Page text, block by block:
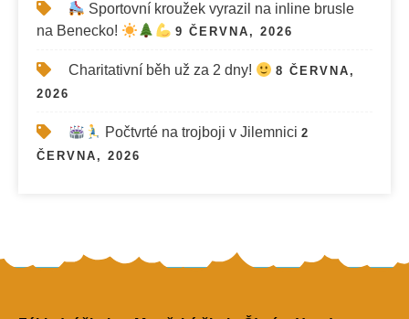
Sportovní kroužek vyrazil na inline brusle
na Benecko!
9 ČERVNA, 2026
Charitativní běh už za 2 dny!
8 ČERVNA,
2026
Počtvrté na trojboji v Jilemnici 2
ČERVNA, 2026